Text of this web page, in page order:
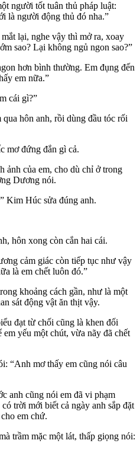
người tốt tuân thủ pháp luật:
là người động thủ đó nha.”
lại, nghe vậy thì mở ra, xoay
sao? Lại không ngủ ngon sao?”
hơn bình thường. Em đụng đến
em nữa.”
cái gì?”
hôn anh, rồi dùng đầu tóc rối
mơ đứng đắn gì cả.
ảnh của em, cho dù chỉ ở trong
Dương nói.
Kim Húc sửa đúng anh.
hôn xong còn cắn hai cái.
cảm giác còn tiếp tục như vậy
là em chết luôn đó.”
khoảng cách gần, như là một
sát động vật ăn thịt vậy.
đạt từ chối cũng là khen đối
yếu một chút, vừa nãy đã chết
“Anh mơ thấy em cũng nói câu
anh cũng nói em đã vi phạm
trời mới biết cả ngày anh sắp đặt
em chứ.
trầm mặc một lát, thấp giọng nói: